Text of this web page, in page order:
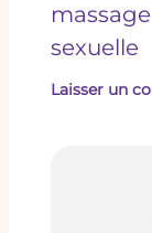
sexuelle
Laisser un